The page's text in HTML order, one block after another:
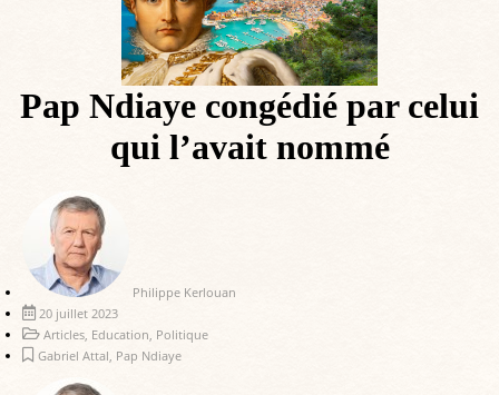
Pap Ndiaye congédié par celui
qui l’avait nommé
Philippe Kerlouan
20 juillet 2023
Articles, Education, Politique
Gabriel Attal, Pap Ndiaye